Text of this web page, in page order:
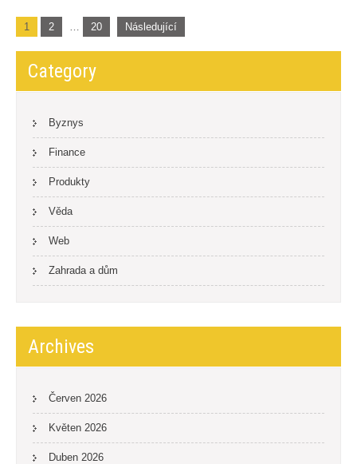
Stránkování
příspěvků
1 2 20 Následující
Category
Byznys
Finance
Produkty
Věda
Web
Zahrada a dům
Archives
Červen 2026
Květen 2026
Duben 2026